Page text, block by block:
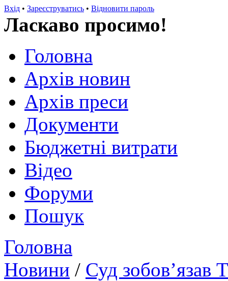
Вхід • Зареєструватись • Відновити пароль
Ласкаво просимо!
Головна
Архів новин
Архів преси
Документи
Бюджетні витрати
Відео
Форуми
Пошук
Головна
Новини / Суд